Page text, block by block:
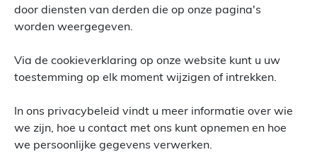
door diensten van derden die op onze pagina's
worden weergegeven.
Via de cookieverklaring op onze website kunt u uw
toestemming op elk moment wijzigen of intrekken.
In ons privacybeleid vindt u meer informatie over wie
we zijn, hoe u contact met ons kunt opnemen en hoe
we persoonlijke gegevens verwerken.